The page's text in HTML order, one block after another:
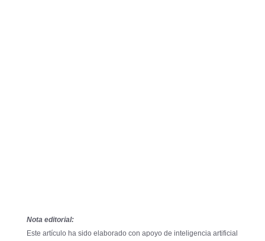
Nota editorial:
Este artículo ha sido elaborado con apoyo de inteligencia artificial